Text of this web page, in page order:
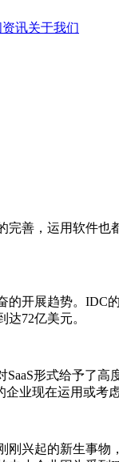
资讯关于我们
，运用软件也
开展趋势。IDC的
72亿美元。
形式给予了高
业现在运用或考
兴起的新生事物